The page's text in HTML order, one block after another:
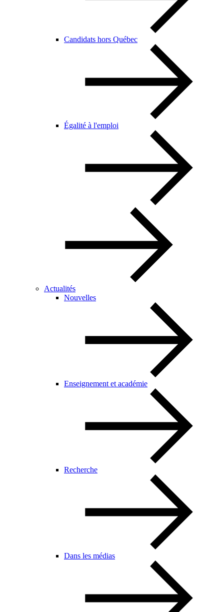
Candidats hors Québec
Égalité à l'emploi
Actualités
Nouvelles
Enseignement et académie
Recherche
Dans les médias